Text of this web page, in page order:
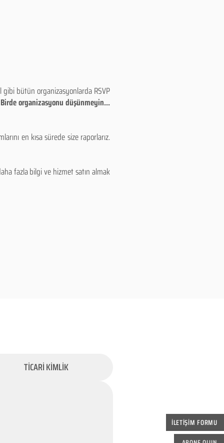
İLETİŞİM FORMU
gibi bütün organizasyonlarda RSVP
organizasyonu düşünmeyin...
en kısa sürede size raporlarız.
fazla bilgi ve hizmet satın almak
TİCARİ KİMLİK